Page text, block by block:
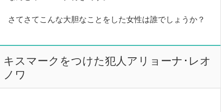
さてさてこんな大胆なことをした女性は誰でしょうか？
キスマークをつけた犯人アリョーナ･レオ
ノワ